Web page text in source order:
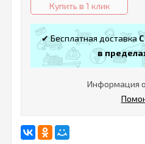
Купить в 1 клик
✔ Бесплатная доставка
в
Информация